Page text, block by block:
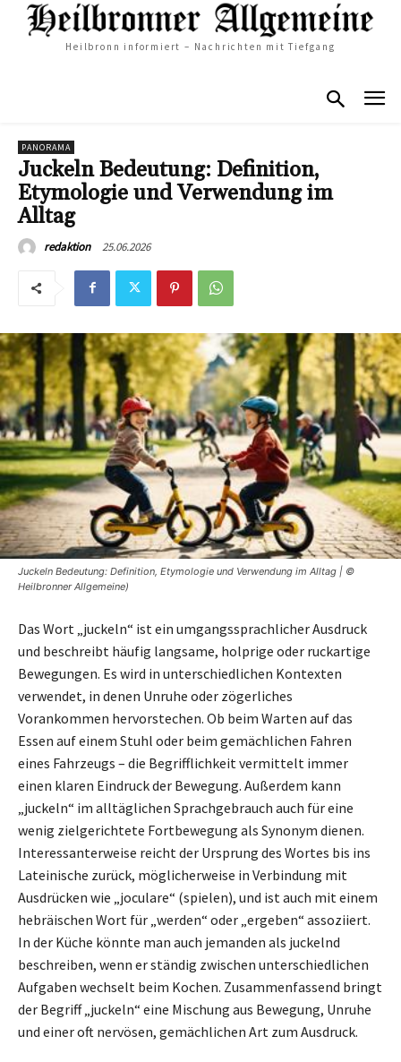
Heilbronn informiert – Nachrichten mit Tiefgang
PANORAMA
Juckeln Bedeutung: Definition,
Etymologie und Verwendung im
Alltag
redaktion 25.06.2026
Juckeln Bedeutung: Definition, Etymologie und Verwendung im Alltag | ©
Heilbronner Allgemeine)
Das Wort „juckeln“ ist ein umgangssprachlicher Ausdruck
und beschreibt häufig langsame, holprige oder ruckartige
Bewegungen. Es wird in unterschiedlichen Kontexten
verwendet, in denen Unruhe oder zögerliches
Vorankommen hervorstechen. Ob beim Warten auf das
Essen auf einem Stuhl oder beim gemächlichen Fahren
eines Fahrzeugs – die Begrifflichkeit vermittelt immer
einen klaren Eindruck der Bewegung. Außerdem kann
„juckeln“ im alltäglichen Sprachgebrauch auch für eine
wenig zielgerichtete Fortbewegung als Synonym dienen.
Interessanterweise reicht der Ursprung des Wortes bis ins
Lateinische zurück, möglicherweise in Verbindung mit
Ausdrücken wie „joculare“ (spielen), und ist auch mit einem
hebräischen Wort für „werden“ oder „ergeben“ assoziiert.
In der Küche könnte man auch jemanden als juckelnd
beschreiben, wenn er ständig zwischen unterschiedlichen
Aufgaben wechselt beim Kochen. Zusammenfassend bringt
der Begriff „juckeln“ eine Mischung aus Bewegung, Unruhe
und einer oft nervösen, gemächlichen Art zum Ausdruck.